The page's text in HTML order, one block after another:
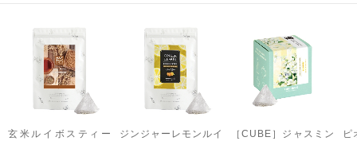
玄米ルイボスティー
ジンジャーレモンルイ
［CUBE］ジャスミン
ピ